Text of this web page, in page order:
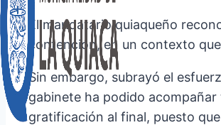
El mandatario quiaqueño
contención, en un contexto
Sin embargo, subrayó el
gabinete ha podido
gratificación al final, puesto